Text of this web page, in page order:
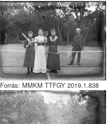
Forrás: MMKM TTFGY 2019.1.838